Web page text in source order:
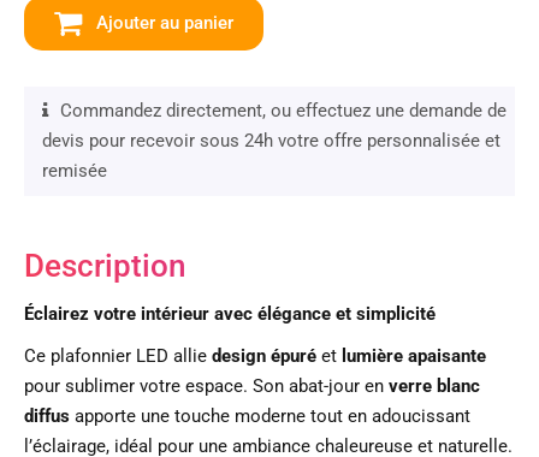
Ajouter au panier
Commandez directement, ou effectuez une demande de
devis pour recevoir sous 24h votre offre personnalisée et
remisée
Description
Éclairez votre intérieur avec élégance et simplicité
Ce plafonnier LED allie design épuré et lumière apaisante
pour sublimer votre espace. Son abat-jour en verre blanc
diffus apporte une touche moderne tout en adoucissant
l’éclairage, idéal pour une ambiance chaleureuse et naturelle.